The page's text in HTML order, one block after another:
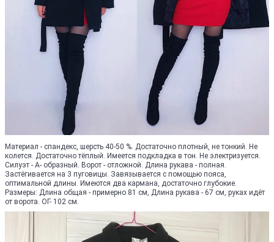
Материал - спандекс, шерсть 40-50 %. Достаточно плотный, не тонкий. Не
колется. Достаточно тёплый. Имеется подкладка в тон. Не электризуется.
Силуэт - А- образный. Ворот - отложной. Длина рукава - полная.
Застёгивается на 3 пуговицы. Завязывается с помощью пояса,
оптимальной длины. Имеются два кармана, достаточно глубокие.
Размеры: Длина общая - примерно 81 см, Длина рукава - 67 см, руках идёт
от ворота. ОГ- 102 см.